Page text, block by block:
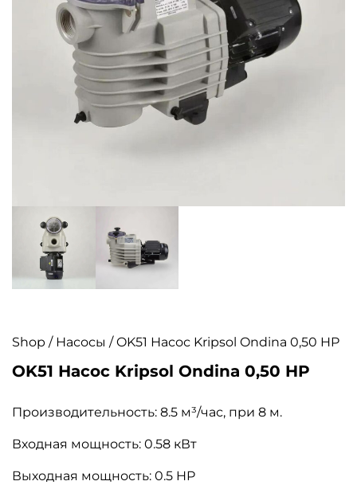
Shop / Насосы / OK51 Насос Kripsol Ondina 0,50 HP
OK51 Насос Kripsol Ondina 0,50 HP
Производительность: 8.5 м³/час, при 8 м.
Входная мощность: 0.58 кВт
Выходная мощность: 0.5 HP